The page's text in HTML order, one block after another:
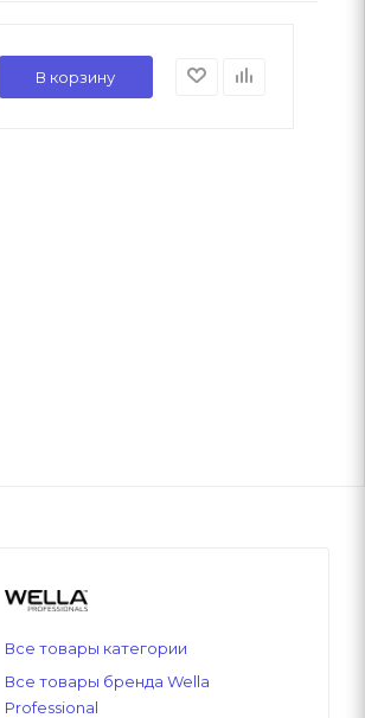
В корзину
Все товары категории
Все товары бренда Wella
Professional